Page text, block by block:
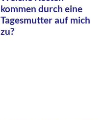
kommen durch eine
Tagesmutter auf mich
zu?